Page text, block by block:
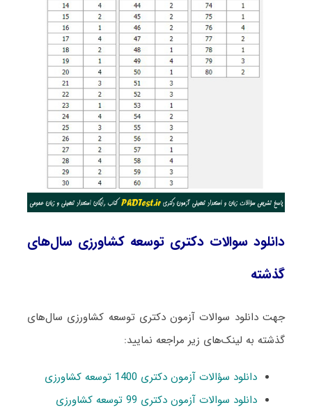
دانلود سوالات دکتری توسعه کشاورزی سال‌های
گذشته
جهت دانلود سوالات آزمون دکتری توسعه کشاورزی سال‌های
گذشته به لینک‌های زیر مراجعه نمایید:
دانلود سؤالات آزمون دکتری 1400 توسعه کشاورزی
دانلود سوالات آزمون دکتری 99 توسعه کشاورزی